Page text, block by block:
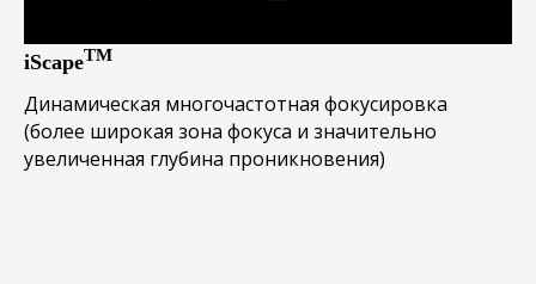
iScapeTM
Динамическая многочастотная фокусировка
(более широкая зона фокуса и значительно
увеличенная глубина проникновения)